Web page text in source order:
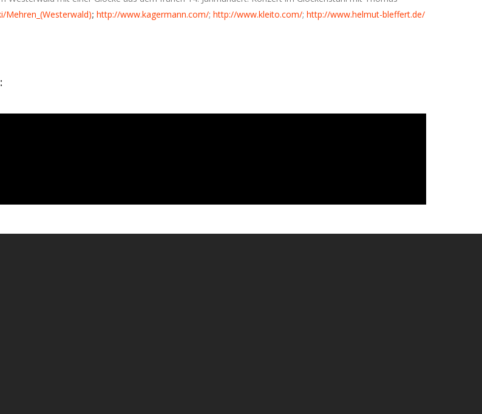
Mehren_(Westerwald); http://www.kagermann.com/; http://www.kleito.com/; http://www.helmut-bleffert.de/